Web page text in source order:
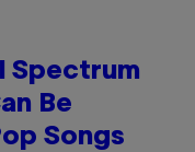
Spectrum
Be
Songs